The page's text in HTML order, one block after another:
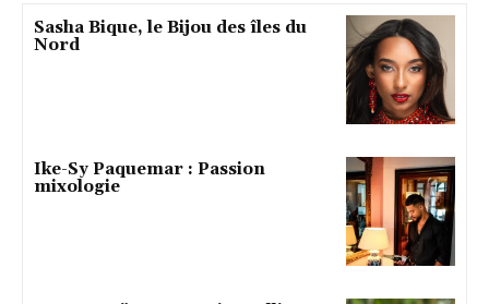
Sasha Bique, le Bijou des îles du
Nord
Ike-Sy Paquemar : Passion
mixologie